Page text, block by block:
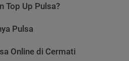
Top Up Pulsa?
Pulsa
Online di Cermati